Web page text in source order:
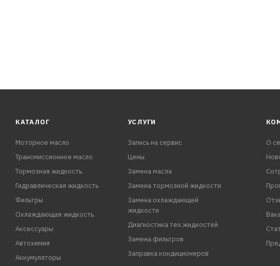
КАТАЛОГ
Моторное масло
Трансмиссионное масло
Тормозная жидкость
Гидравлическая жидкость
Фильтры
Охлаждающая жидкость
Аксессуары
Автохимия
Аккумуляторы
УСЛУГИ
Запись на сервис
Цены
Замена масла
Замена тормозной жидкости
Замена охлаждающей
жидкости
Диагностика тех.жидкостей
Замена фильтров
Заправка кондиционеров
О